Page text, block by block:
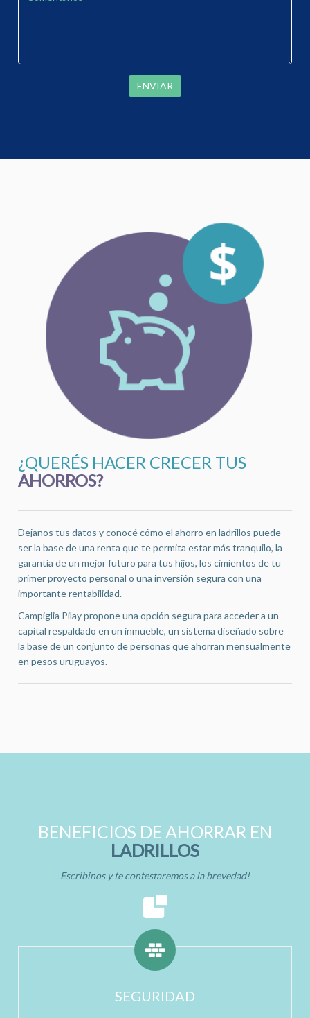
ENVIAR
¿QUERÉS HACER CRECER TUS
AHORROS?
Dejanos tus datos y conocé cómo el ahorro en ladrillos puede
ser la base de una renta que te permita estar más tranquilo, la
garantía de un mejor futuro para tus hijos, los cimientos de tu
primer proyecto personal o una inversión segura con una
importante rentabilidad.
Campiglia Pilay propone una opción segura para acceder a un
capital respaldado en un inmueble, un sistema diseñado sobre
la base de un conjunto de personas que ahorran mensualmente
en pesos uruguayos.
BENEFICIOS DE AHORRAR EN
LADRILLOS
Escribinos y te contestaremos a la brevedad!
SEGURIDAD